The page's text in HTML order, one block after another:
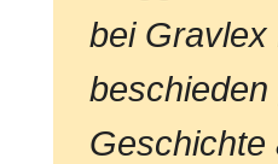
bei Gravlex
Geschichte